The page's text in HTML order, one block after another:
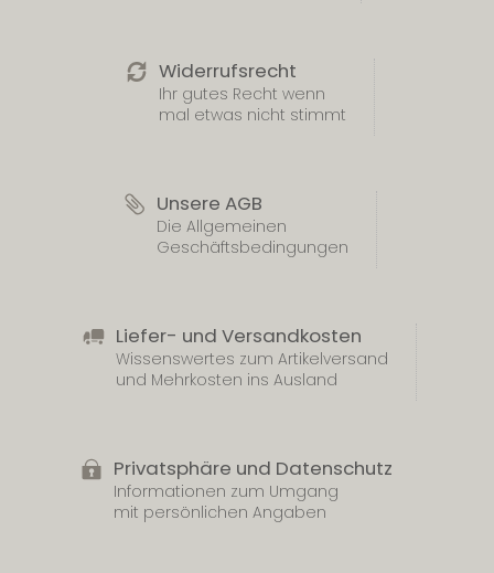
Widerrufsrecht
Ihr gutes Recht wenn
mal etwas nicht stimmt
Unsere AGB
Die Allgemeinen
Geschäftsbedingungen
Liefer- und Versandkosten
Wissenswertes zum Artikelversand
und Mehrkosten ins Ausland
Privatsphäre und Datenschutz
Informationen zum Umgang
mit persönlichen Angaben